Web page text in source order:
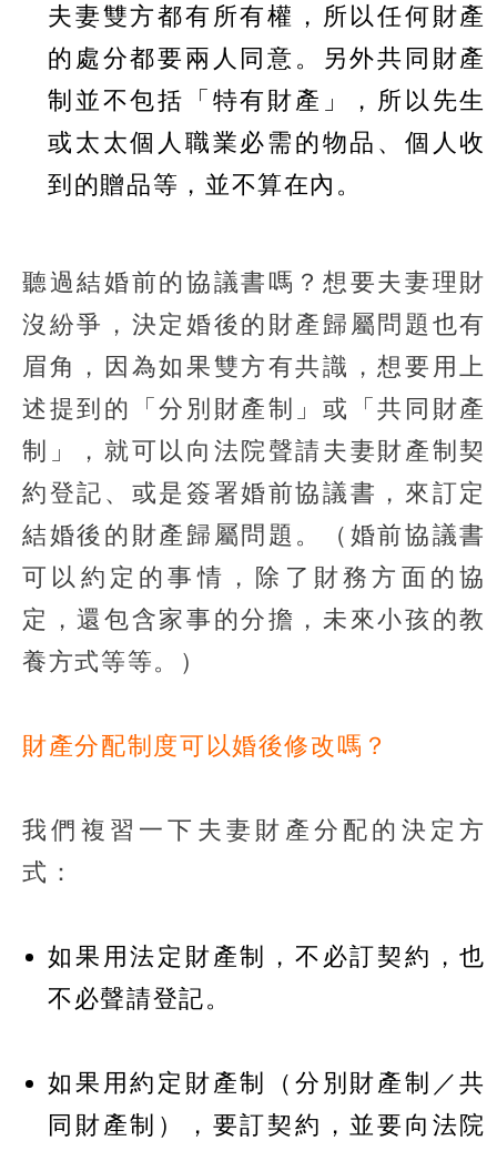
夫妻雙方都有所有權，所以任何財產
的處分都要兩人同意。另外共同財產
制並不包括「特有財產」，所以先生
或太太個人職業必需的物品、個人收
到的贈品等，並不算在內。
聽過結婚前的協議書嗎？想要夫妻理財
沒紛爭，決定婚後的財產歸屬問題也有
眉角，因為如果雙方有共識，想要用上
述提到的「分別財產制」或「共同財產
制」，就可以向法院聲請夫妻財產制契
約登記、或是簽署婚前協議書，來訂定
結婚後的財產歸屬問題。（婚前協議書
可以約定的事情，除了財務方面的協
定，還包含家事的分擔，未來小孩的教
養方式等等。）
財產分配制度可以婚後修改嗎？
我們複習一下夫妻財產分配的決定方
式：
如果用法定財產制，不必訂契約，也
不必聲請登記。
如果用約定財產制（分別財產制／共
同財產制），要訂契約，並要向法院